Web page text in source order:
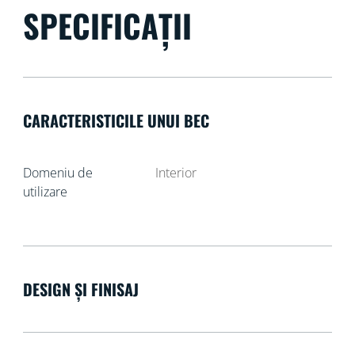
SPECIFICAȚII
CARACTERISTICILE UNUI BEC
Domeniu de
utilizare
Interior
DESIGN ȘI FINISAJ